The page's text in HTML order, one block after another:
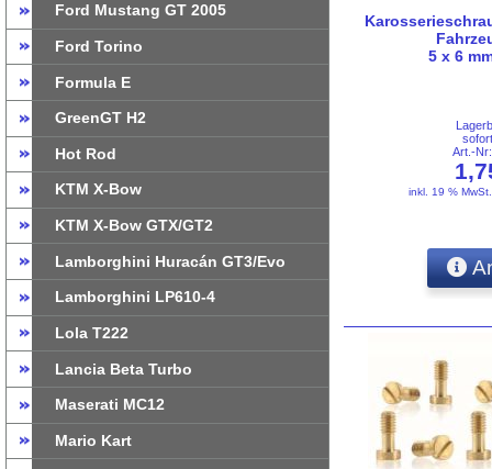
Ford Mustang GT 2005
Ford Torino
Formula E
GreenGT H2
Hot Rod
KTM X-Bow
KTM X-Bow GTX/GT2
Lamborghini Huracán GT3/Evo
Lamborghini LP610-4
Lola T222
Lancia Beta Turbo
Maserati MC12
Mario Kart
5 x 6
Art.-
inkl. 19 %